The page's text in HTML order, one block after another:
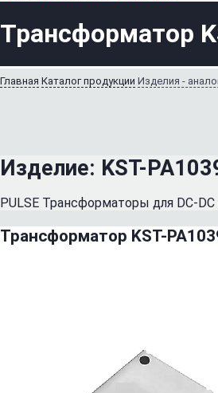
Трансформатор
Главная Каталог продукции Изделия -
Изделие: KST-
PULSE Трансформаторы для DC-
Трансформатор KST-